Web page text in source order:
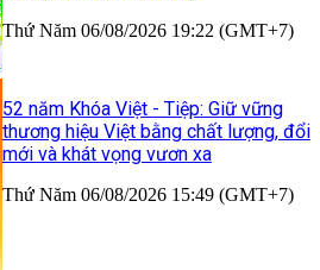
Thứ Năm 06/08/2026 19:22 (GMT+7)
52 năm Khóa Việt - Tiệp: Giữ vững
thương hiệu Việt bằng chất lượng, đổi
mới và khát vọng vươn xa
Thứ Năm 06/08/2026 15:49 (GMT+7)